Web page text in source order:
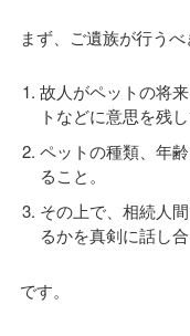
まず、ご遺族が行うべ
故人がペットの将
トなどに意思を残
ペットの種類、年
ること。
その上で、相続人
るかを真剣に話し合
です。